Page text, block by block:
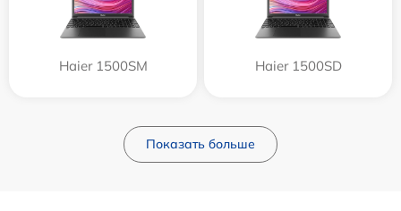
Haier 1500SM Haier 1500SD
Показать больше